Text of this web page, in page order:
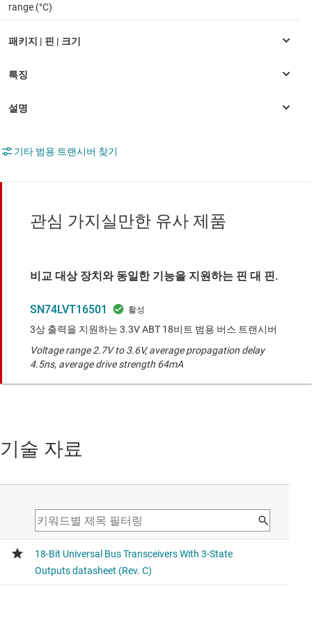
range (°C)
기타 범용 트랜시버 찾기
관심 가지실만한 유사 제품
비교 대상 장치와 동일한 기능을 지원하는 핀 대 핀.
SN74LVT16501
3상 출력을 지원하는 3.3V ABT 18비트 범용 버스 트랜시버
Voltage range 2.7V to 3.6V, average propagation delay
4.5ns, average drive strength 64mA
기술 자료